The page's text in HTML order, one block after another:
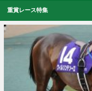
重賞レース特集